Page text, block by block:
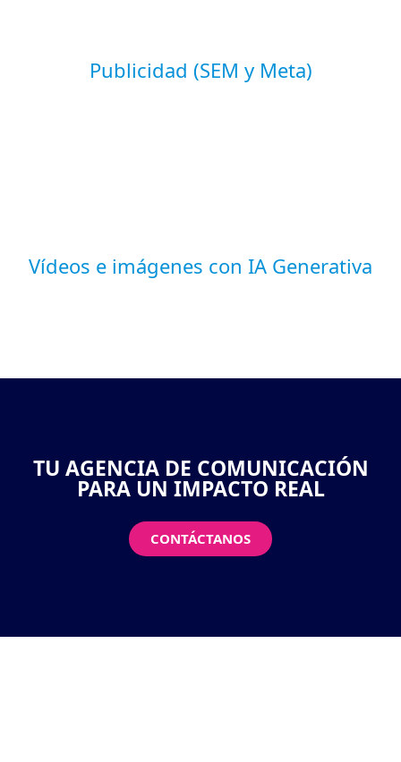
Publicidad (SEM y Meta)
Vídeos e imágenes con IA Generativa
TU AGENCIA DE COMUNICACIÓN
PARA UN IMPACTO REAL
CONTÁCTANOS